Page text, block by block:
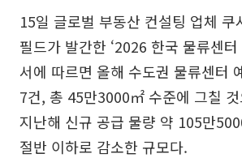
15일 글로벌 부동산 컨설팅 업체 쿠
필드가 발간한 ‘2026 한국 물류센터
서에 따르면 올해 수도권 물류센터
7건, 총 45만3000㎡ 수준에 그칠
지난해 신규 공급 물량 약 105만
절반 이하로 감소한 규모다.